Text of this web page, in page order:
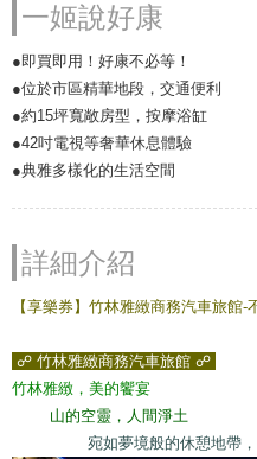
一姬說好康
●即買即用！好康不必等！
●位於市區精華地段，交通便利
●約15坪寬敞房型，按摩浴缸
●42吋電視等奢華休息體驗
●典雅多樣化的生活空間
詳細介紹
【享樂券】竹林雅緻商務汽車旅館-
☍ 竹林雅緻商務汽車旅館 ☍
竹林雅緻，美的饗宴
山的空靈，人間淨土
宛如夢境般的休憩地帶，就